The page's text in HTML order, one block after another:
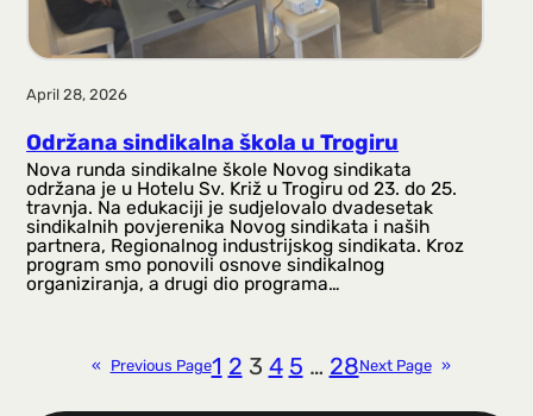
April 28, 2026
Održana sindikalna škola u Trogiru
Nova runda sindikalne škole Novog sindikata
održana je u Hotelu Sv. Križ u Trogiru od 23. do 25.
travnja. Na edukaciji je sudjelovalo dvadesetak
sindikalnih povjerenika Novog sindikata i naših
partnera, Regionalnog industrijskog sindikata. Kroz
program smo ponovili osnove sindikalnog
organiziranja, a drugi dio programa…
« Previous Page1 2 3 4 5 … 28Next Page »